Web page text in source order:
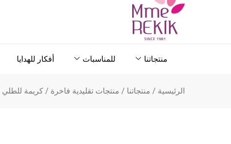
منتجاتنا للمناسبات أفكار للهدايا
الرئيسية / منتجاتنا / منتجات تقليدية فاخرة /كريمة للطلي